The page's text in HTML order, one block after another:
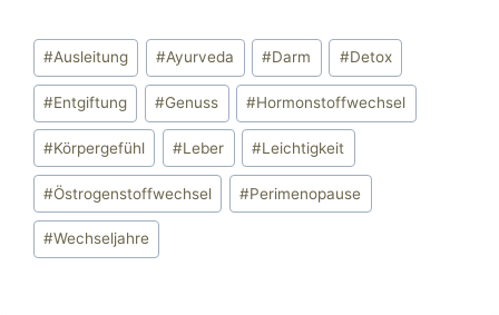
Schlagworte:
#Ausleitung #Ayurveda #Darm #Detox
#Entgiftung #Genuss #Hormonstoffwechsel
#Körpergefühl #Leber #Leichtigkeit
#Östrogenstoffwechsel #Perimenopause
#Wechseljahre